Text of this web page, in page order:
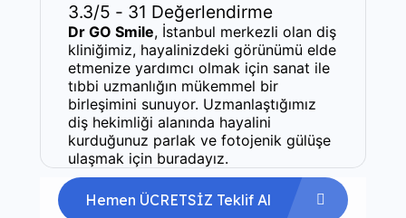
3.3/5 - 31 Değerlendirme
Dr GO Smile, İstanbul merkezli olan diş
kliniğimiz, hayalinizdeki görünümü elde
etmenize yardımcı olmak için sanat ile
tıbbi uzmanlığın mükemmel bir
birleşimini sunuyor. Uzmanlaştığımız
diş hekimliği alanında hayalini
kurduğunuz parlak ve fotojenik gülüşe
ulaşmak için buradayız.
Hemen ÜCRETSİZ Teklif Al